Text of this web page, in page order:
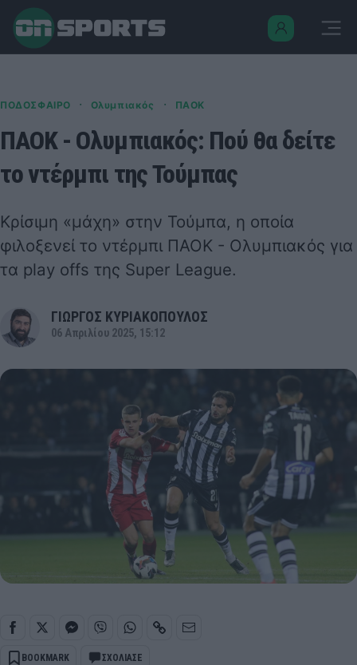
ΠΟΔΟΣΦΑΙΡΟ · Ολυμπιακός · ΠΑΟΚ
ΠΑΟΚ - Ολυμπιακός: Πού θα δείτε
το ντέρμπι της Τούμπας
Κρίσιμη «μάχη» στην Τούμπα, η οποία
φιλοξενεί το ντέρμπι ΠΑΟΚ - Ολυμπιακός για
τα play offs της Super League.
ΓΙΩΡΓΟΣ ΚΥΡΙΑΚΟΠΟΥΛΟΣ
06 Απριλίου 2025, 15:12
BOOKMARK ΣΧΟΛΙΑΣΕ